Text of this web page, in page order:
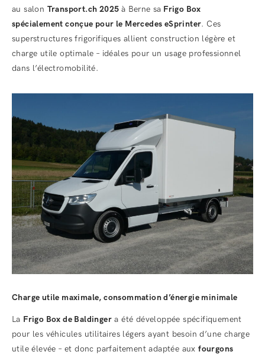
au salon Transport.ch 2025 à Berne sa Frigo Box
spécialement conçue pour le Mercedes eSprinter. Ces
superstructures frigorifiques allient construction légère et
charge utile optimale – idéales pour un usage professionnel
dans l’électromobilité.
Charge utile maximale, consommation d’énergie minimale
La Frigo Box de Baldinger a été développée spécifiquement
pour les véhicules utilitaires légers ayant besoin d’une charge
utile élevée – et donc parfaitement adaptée auxfourgons